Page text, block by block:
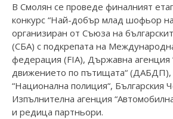
В Смолян се проведе финалният
конкурс “Най-добър млад шофьор
организиран от Съюза на
(СБА) с подкрепата на
федерация (FIA), Държавна агенция
движението по пътищата“ (ДАБДП),
“Национална полиция“, Българския
Изпълнителна агенция
и редица партньори.